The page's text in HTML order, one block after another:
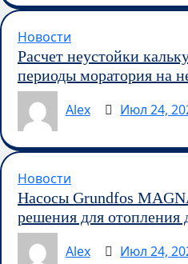
Новости
Расчет неустойки
периоды моратория на
Alex
Июл 24,
Новости
Насосы Grundfos
решения для отопления
Alex
Июл 24,